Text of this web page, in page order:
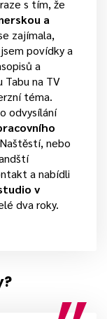
s tím, že
a
zajímala,
povídky a
a
Tabu na TV
téma.
odvysílání
nebo
a nabídli
v
dva roky.